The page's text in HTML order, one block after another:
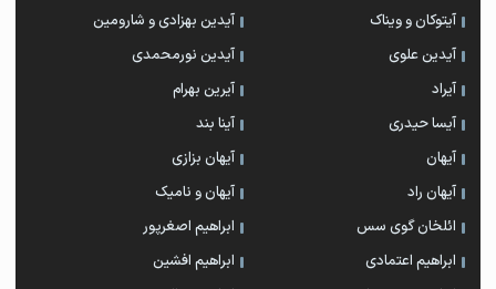
آیتوکان و ویناک
آیدین بهزادی و شارومین
آیدین علوی
آیدین نورمحمدی
آیراد
آیرین بهرام
آیسا حیدری
آینا بند
آیهان
آیهان بزازی
آیهان راد
آیهان و نامیک
ائلخان گوی سس
ابراهیم اصغرپور
ابراهیم اعتمادی
ابراهیم افشین